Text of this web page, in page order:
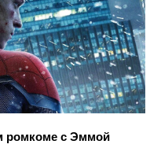
ромкоме с Эммой